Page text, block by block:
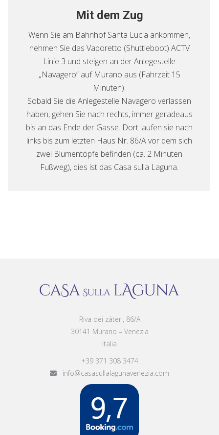
Mit dem Zug
Wenn Sie am Bahnhof Santa Lucia ankommen,
nehmen Sie das Vaporetto (Shuttleboot) ACTV
Linie 3 und steigen an der Anlegestelle
„Navagero“ auf Murano aus (Fahrzeit 15
Minuten).
Sobald Sie die Anlegestelle Navagero verlassen
haben, gehen Sie nach rechts, immer geradeaus
bis an das Ende der Gasse. Dort laufen sie nach
links bis zum letzten Haus Nr. 86/A vor dem sich
zwei Blumentöpfe befinden (ca. 2 Minuten
Fußweg), dies ist das Casa sulla Laguna.
Riva dei zàteri, 86/A
30141 Murano – Venezia
Italia
+39 371 308 3474
info@casasullalagunavenezia.com